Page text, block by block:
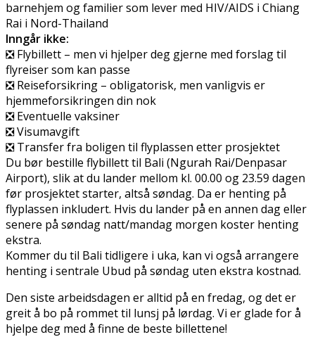
barnehjem og familier som lever med HIV/AIDS i Chiang
Rai i Nord-Thailand
Inngår ikke:
❎ Flybillett – men vi hjelper deg gjerne med forslag til
flyreiser som kan passe
❎ Reiseforsikring – obligatorisk, men vanligvis er
hjemmeforsikringen din nok
❎ Eventuelle vaksiner
❎ Visumavgift
❎ Transfer fra boligen til flyplassen etter prosjektet
Du bør bestille flybillett til Bali (Ngurah Rai/Denpasar
Airport), slik at du lander mellom kl. 00.00 og 23.59 dagen
før prosjektet starter, altså søndag. Da er henting på
flyplassen inkludert. Hvis du lander på en annen dag eller
senere på søndag natt/mandag morgen koster henting
ekstra.
Kommer du til Bali tidligere i uka, kan vi også arrangere
henting i sentrale Ubud på søndag uten ekstra kostnad.
Den siste arbeidsdagen er alltid på en fredag, og det er
greit å bo på rommet til lunsj på lørdag. Vi er glade for å
hjelpe deg med å finne de beste billettene!